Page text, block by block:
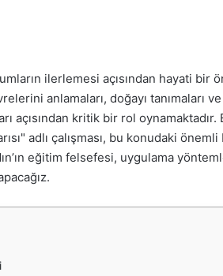
ilerlemesi açısından hayati bir
anlamaları, doğayı tanımaları
açısından kritik bir rol oynamaktadır.
adlı çalışması, bu konudaki
eğitim felsefesi, uygulama